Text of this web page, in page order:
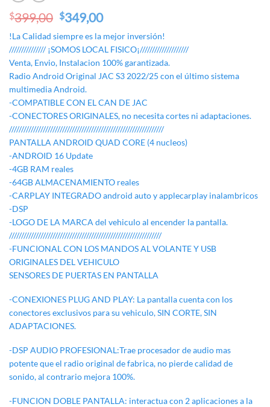
$399,00 Original
was:
$399,00.
$349,00Current
is:
$349,00.
!La Calidad siempre es la mejor inversión!
/////////////// ¡SOMOS LOCAL FISICO¡////////////////////
Venta, Envio, Instalacion 100% garantizada.
Radio Android Original JAC S3 2022/25 con el último sistema
multimedia Android.
-COMPATIBLE CON EL CAN DE JAC
-CONECTORES ORIGINALES, no necesita cortes ni adaptaciones.
////////////////////////////////////////////////////////////////
PANTALLA ANDROID QUAD CORE (4 nucleos)
-ANDROID 16 Update
-4GB RAM reales
-64GB ALMACENAMIENTO reales
-CARPLAY INTEGRADO android auto y applecarplay inalambricos
-DSP
-LOGO DE LA MARCA del vehiculo al encender la pantalla.
///////////////////////////////////////////////////////////////
-FUNCIONAL CON LOS MANDOS AL VOLANTE Y USB
ORIGINALES DEL VEHICULO
SENSORES DE PUERTAS EN PANTALLA
-CONEXIONES PLUG AND PLAY: La pantalla cuenta con los
conectores exclusivos para su vehiculo, SIN CORTE, SIN
ADAPTACIONES.
-DSP AUDIO PROFESIONAL:Trae procesador de audio mas
potente que el radio original de fabrica, no pierde calidad de
sonido, al contrario mejora 100%.
-FUNCION DOBLE PANTALLA: interactua con 2 aplicaciones a la